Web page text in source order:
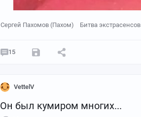
Сергей Пахомов (Пахом) Битва экстрасенсов
15
VettelV
Он был кумиром многих...